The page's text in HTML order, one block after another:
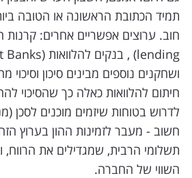
תמיד הכתובת הראשונה או הטובה
ושחקנים נוספים מבינים סיכון וסיכוי
חיתום להלוואות כאלה כך שהסיכוי
לדרוש בטוחות שיזמים מוכנים לסכן
חשוב - מעבר לזמינות ההון בערוץ
תשלומי הרבית, שמגדילים את
השווי של החברה.